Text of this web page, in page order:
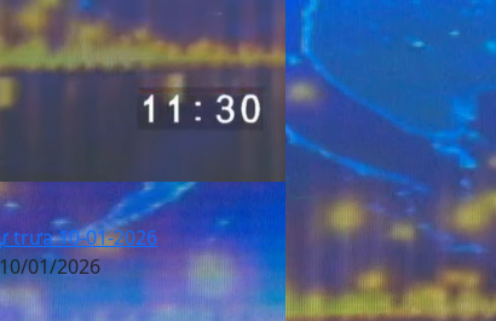
trưa 10-01-2026
01/2026